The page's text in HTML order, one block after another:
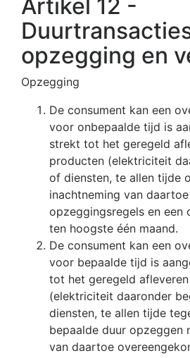
Artikel 12 -
opzegging en
Opzegging
De consument kan een
voor onbepaalde tijd is
strekt tot het geregeld
producten (elektriciteit
of diensten, te allen tijde
inachtneming van
opzeggingsregels en een
ten hoogste één maand.
De consument kan een
voor bepaalde tijd is
tot het geregeld
(elektriciteit daaronder
diensten, te allen tijde
bepaalde duur opzeggen
van daartoe